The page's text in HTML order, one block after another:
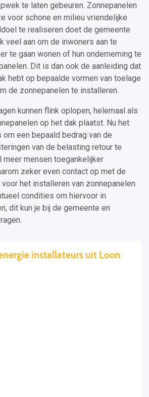
te laten gebeuren. Zonnepanelen
voor schone en milieu vriendelijke
te realiseren doet de gemeente
veel aan om de inwoners aan te
te gaan wonen of hun onderneming te
Dit is dan ook de aanleiding dat
hebt op bepaalde vormen van toelage
de zonnepanelen te installeren.
kunnen flink oplopen, helemaal als
op het dak plaatst. Nu het
een bepaald bedrag van de
van de belasting retour te
meer mensen toegankelijker
zeker even contact op met de
het installeren van zonnepanelen.
condities om hiervoor in
dit kun je bij de gemeente en
installateurs uit Loon